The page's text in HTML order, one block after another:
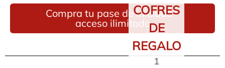
Compra tu pase de iniciado -
acceso ilimitado
COFRES
DE
REGALO
1